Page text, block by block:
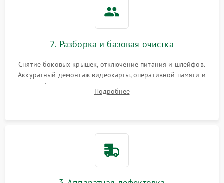
2. Разборка и базовая очистка
Снятие боковых крышек, отключение питания и шлейфов.
Аккуратный демонтаж видеокарты, оперативной памяти и
кулеров. Тщательная очистка корпуса и радиаторов от пыли
с помощью сжатого воздуха для предотвращения
Подробнее